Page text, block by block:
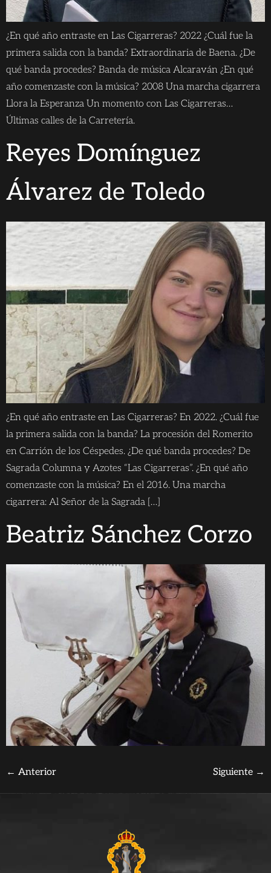
¿En qué año entraste en Las Cigarreras? 2022 ¿Cuál fue la
primera salida con la banda? Extraordinaria de Baena. ¿De
qué banda procedes? Banda de música Alcaraván ¿En qué
año comenzaste con la música? 2008 Una marcha cigarrera
Llora la Esperanza Un momento con Las Cigarreras…
Últimas calles de la Carretería.
Reyes Domínguez
Álvarez de Toledo
¿En qué año entraste en Las Cigarreras? En 2022. ¿Cuál fue
la primera salida con la banda? La procesión del Romerito
en Carrión de los Céspedes. ¿De qué banda procedes? De
Sagrada Columna y Azotes “Las Cigarreras”. ¿En qué año
comenzaste con la música? En el 2016. Una marcha
cigarrera: Al Señor de la Sagrada […]
Beatriz Sánchez Corzo
← Anterior Siguiente →